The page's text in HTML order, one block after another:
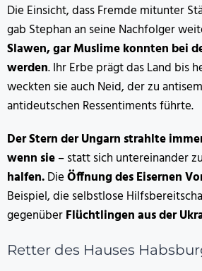
Die Einsicht, dass Fremde mitunter
gab Stephan an seine Nachfolger
Slawen, gar Muslime konnten bei
werden. Ihr Erbe prägt das Land bis
weckten sie auch Neid, der zu
antideutschen Ressentiments führte.
Der Stern der Ungarn strahlte
wenn sie– statt sich untereinander
halfen.DieÖffnung des Eisernen
Beispiel, die selbstlose
gegenüberFlüchtlingen aus der
Retter des Hauses